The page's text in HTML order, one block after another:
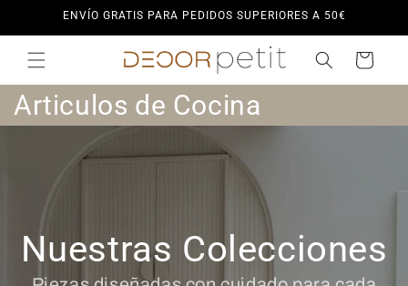
directamente
al contenido
ENVÍO GRATIS PARA PEDIDOS SUPERIORES A 50€
Carrito
C
c
Articulos de Cocina
Nuestras Colecciones